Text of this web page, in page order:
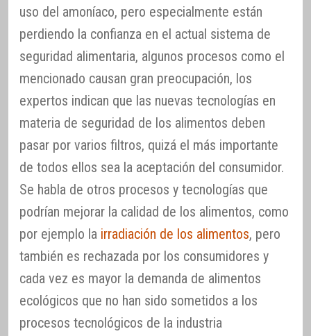
uso del amoníaco, pero especialmente están
perdiendo la confianza en el actual sistema de
seguridad alimentaria, algunos procesos como el
mencionado causan gran preocupación, los
expertos indican que las nuevas tecnologías en
materia de seguridad de los alimentos deben
pasar por varios filtros, quizá el más importante
de todos ellos sea la aceptación del consumidor.
Se habla de otros procesos y tecnologías que
podrían mejorar la calidad de los alimentos, como
por ejemplo la irradiación de los alimentos, pero
también es rechazada por los consumidores y
cada vez es mayor la demanda de alimentos
ecológicos que no han sido sometidos a los
procesos tecnológicos de la industria